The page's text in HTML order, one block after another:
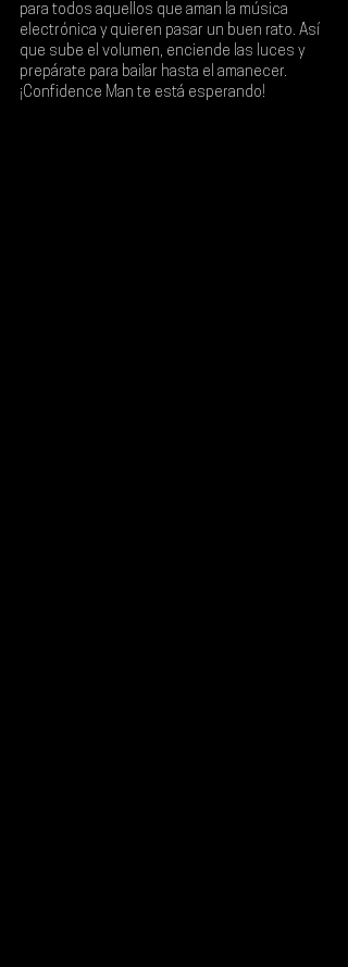
para todos aquellos que aman la música
electrónica y quieren pasar un buen rato. Así
que sube el volumen, enciende las luces y
prepárate para bailar hasta el amanecer.
¡Confidence Man te está esperando!